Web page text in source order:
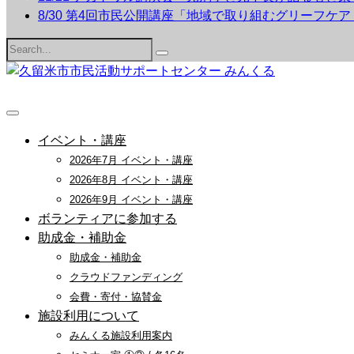
8/30 第4回市民公開講座「地域で取り組むグリーフケア
Search
for:
イベント・講座
2026年7月 イベント・講座
2026年8月 イベント・講座
2026年9月 イベント・講座
ボランティアに参加する
助成金・補助金
助成金・補助金
クラウドファンディング
会費・寄付・協賛金
施設利用について
みんくる施設利用案内